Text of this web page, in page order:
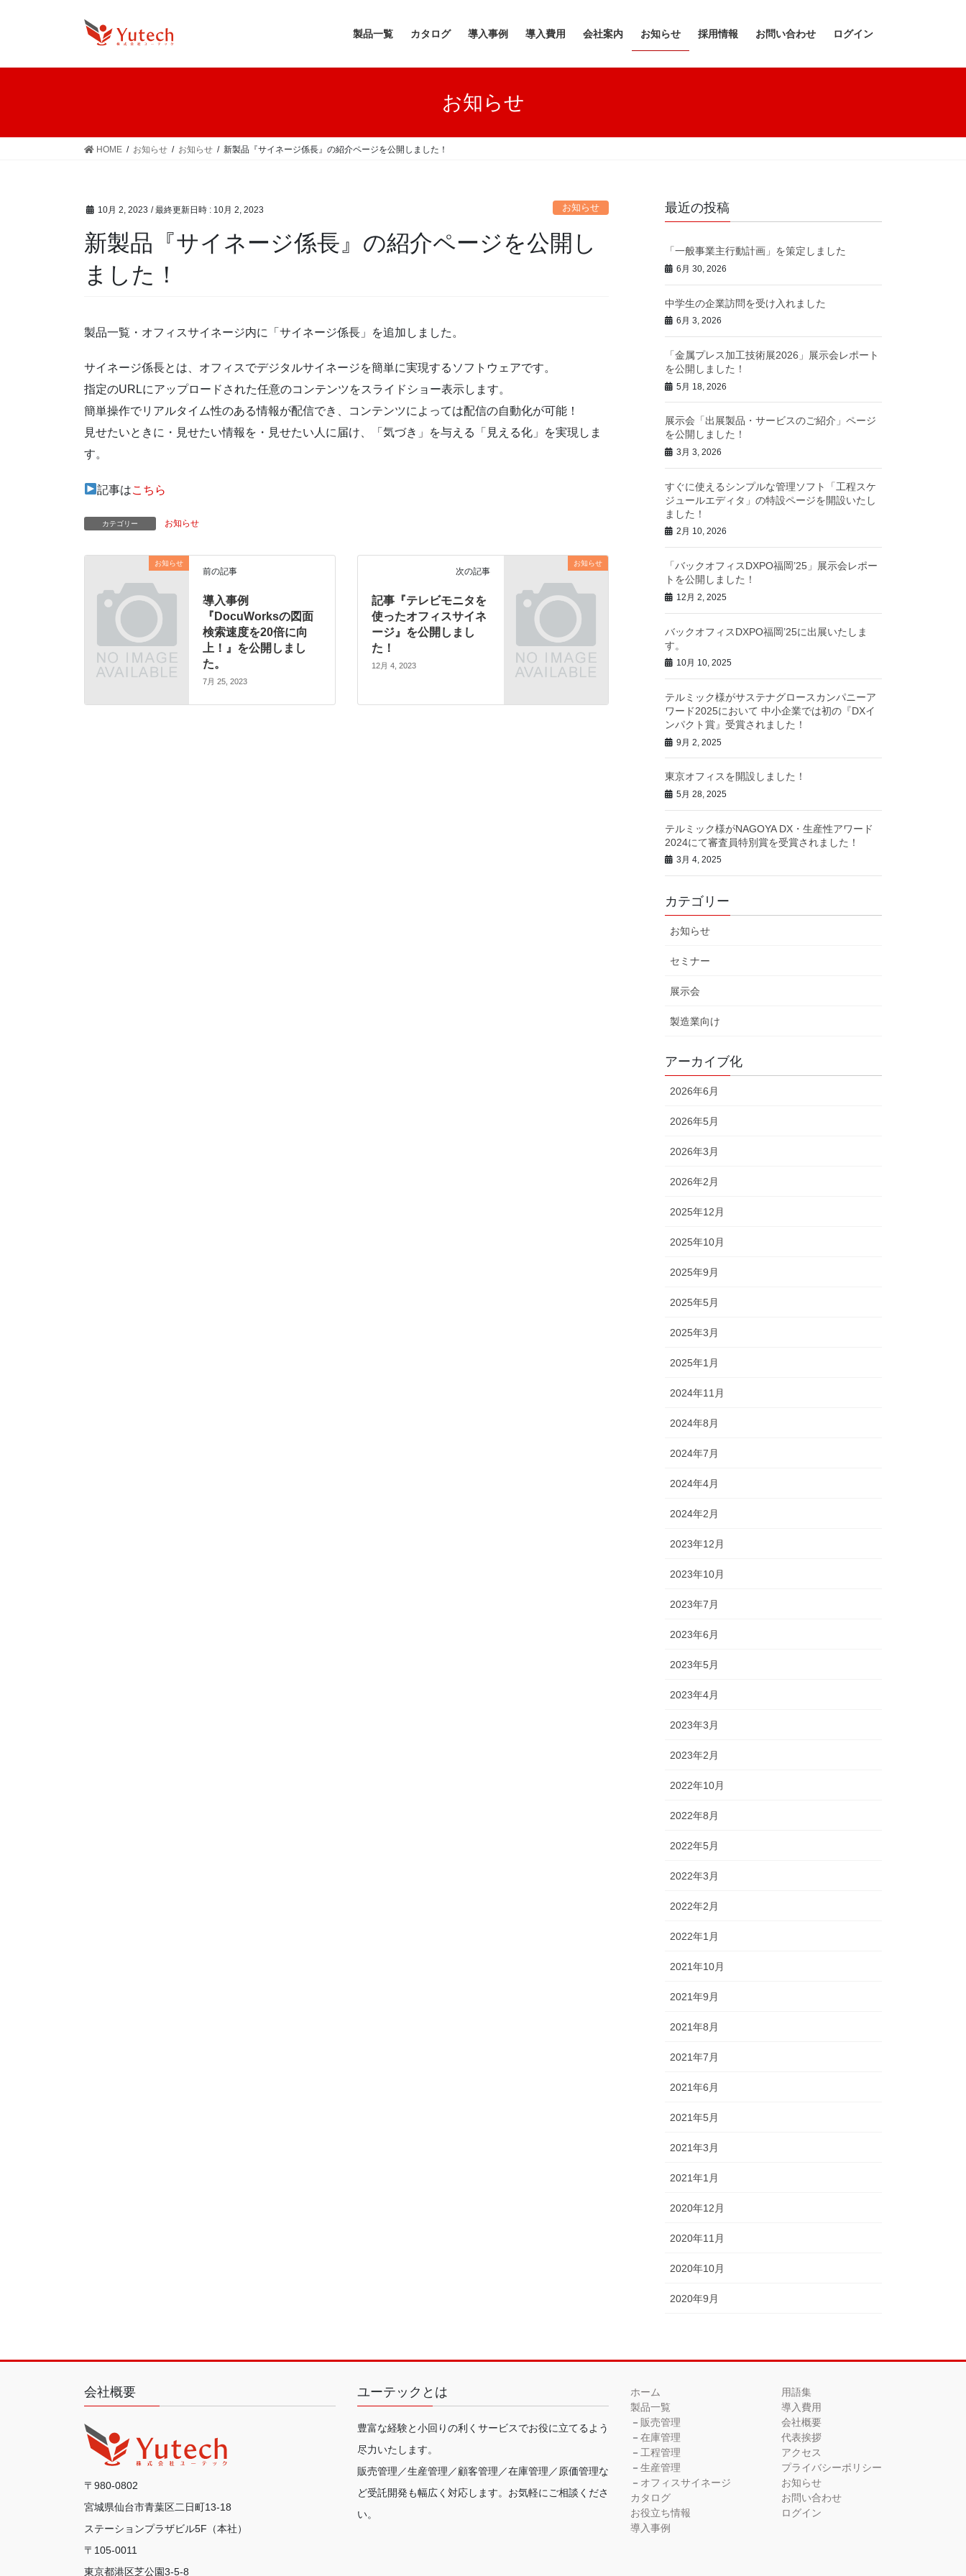
製品一覧 カタログ 導入事例 導入費用 会社案内 お知らせ 採用情報 お問い合わせ ログイン
お知らせ
HOME お知らせ お知らせ 新製品『サイネージ係長』の紹介ページを公開しました！
10月 2, 2023 / 最終更新日時 : 10月 2, 2023 お知らせ
新製品『サイネージ係長』の紹介ページを公開し
ました！
製品一覧・オフィスサイネージ内に「サイネージ係長」を追加しました。
サイネージ係長とは、オフィスでデジタルサイネージを簡単に実現するソフトウェアです。
指定のURLにアップロードされた任意のコンテンツをスライドショー表示します。
簡単操作でリアルタイム性のある情報が配信でき、コンテンツによっては配信の自動化が可能！
見せたいときに・見せたい情報を・見せたい人に届け、「気づき」を与える「見える化」を実現しま
す。
記事はこちら
カテゴリー お知らせ
お知らせ
前の記事
導入事例
『DocuWorksの図面
検索速度を20倍に向
上！』を公開しまし
た。
7月 25, 2023
お知らせ
次の記事
記事『テレビモニタを
使ったオフィスサイネ
ージ』を公開しまし
た！
12月 4, 2023
最近の投稿
「一般事業主行動計画」を策定しました
6月 30, 2026
中学生の企業訪問を受け入れました
6月 3, 2026
「金属プレス加工技術展2026」展示会レポート
を公開しました！
5月 18, 2026
展示会「出展製品・サービスのご紹介」ページ
を公開しました！
3月 3, 2026
すぐに使えるシンプルな管理ソフト「工程スケ
ジュールエディタ」の特設ページを開設いたし
ました！
2月 10, 2026
「バックオフィスDXPO福岡’25」展示会レポー
トを公開しました！
12月 2, 2025
バックオフィスDXPO福岡’25に出展いたしま
す。
10月 10, 2025
テルミック様がサステナグロースカンパニーア
ワード2025において 中小企業では初の『DXイ
ンパクト賞』受賞されました！
9月 2, 2025
東京オフィスを開設しました！
5月 28, 2025
テルミック様がNAGOYA DX・生産性アワード
2024にて審査員特別賞を受賞されました！
3月 4, 2025
カテゴリー
お知らせ
セミナー
展示会
製造業向け
アーカイブ化
2026年6月
2026年5月
2026年3月
2026年2月
2025年12月
2025年10月
2025年9月
2025年5月
2025年3月
2025年1月
2024年11月
2024年8月
2024年7月
2024年4月
2024年2月
2023年12月
2023年10月
2023年7月
2023年6月
2023年5月
2023年4月
2023年3月
2023年2月
2022年10月
2022年8月
2022年5月
2022年3月
2022年2月
2022年1月
2021年10月
2021年9月
2021年8月
2021年7月
2021年6月
2021年5月
2021年3月
2021年1月
2020年12月
2020年11月
2020年10月
2020年9月
会社概要
〒980-0802
宮城県仙台市青葉区二日町13-18
ステーションプラザビル5F（本社）
〒105-0011
東京都港区芝公園3-5-8
ユーテックとは
豊富な経験と小回りの利くサービスでお役に立てるよう
尽力いたします。
販売管理／生産管理／顧客管理／在庫管理／原価管理な
ど受託開発も幅広く対応します。お気軽にご相談くださ
い。
ホーム
製品一覧
－ 販売管理
－ 在庫管理
－ 工程管理
－ 生産管理
－ オフィスサイネージ
カタログ
お役立ち情報
導入事例
用語集
導入費用
会社概要
代表挨拶
アクセス
プライバシーポリシー
お知らせ
お問い合わせ
ログイン